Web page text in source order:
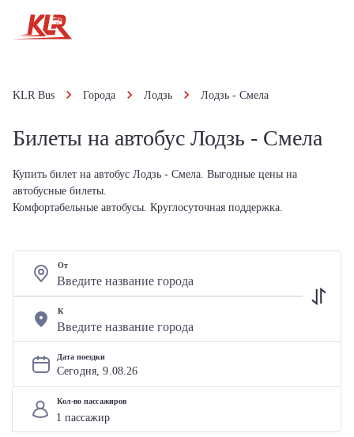
KLR Bus Города Лодзь Лодзь - Смела
Билеты на автобус Лодзь - Смела
Купить билет на автобус Лодзь - Смела. Выгодные цены на
автобусные билеты.
Комфортабельные автобусы. Круглосуточная поддержка.
От
К
Дата поездки
Сегодня, 9.08.26
Кол-во пассажиров